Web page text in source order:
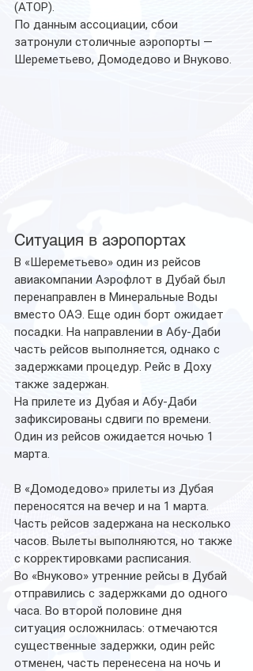
(АТОР).
По данным ассоциации, сбои
затронули столичные аэропорты —
Шереметьево, Домодедово и Внуково.
Ситуация в аэропортах
В «Шереметьево» один из рейсов
авиакомпании Аэрофлот в Дубай был
перенаправлен в Минеральные Воды
вместо ОАЭ. Еще один борт ожидает
посадки. На направлении в Абу-Даби
часть рейсов выполняется, однако с
задержками процедур. Рейс в Доху
также задержан.
На прилете из Дубая и Абу-Даби
зафиксированы сдвиги по времени.
Один из рейсов ожидается ночью 1
марта.
В «Домодедово» прилеты из Дубая
переносятся на вечер и на 1 марта.
Часть рейсов задержана на несколько
часов. Вылеты выполняются, но также
с корректировками расписания.
Во «Внуково» утренние рейсы в Дубай
отправились с задержками до одного
часа. Во второй половине дня
ситуация осложнилась: отмечаются
существенные задержки, один рейс
отменен, часть перенесена на ночь и